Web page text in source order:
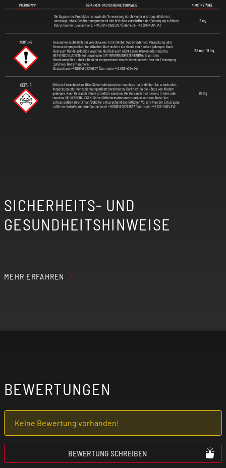
SICHERHEITS- UND
GESUNDHEITSHINWEISE
mit Herz-Kreislauf-Erkrankungen
Benutze das Produkt nur mit äußerster
Vorsicht, wenn du an einer
Lungenerkrankung (z. B. Asthma, COPD,
MEHR ERFAHREN
BEWERTUNGEN
Keine Bewertung vorhanden!
BEWERTUNG SCHREIBEN